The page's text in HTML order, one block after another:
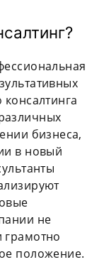
бизнеса,
в новый
не
положение.